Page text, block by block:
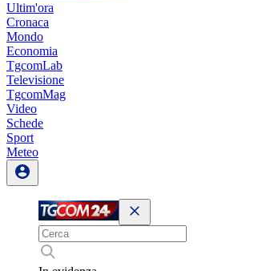
Ultim'ora
Cronaca
Mondo
Economia
TgcomLab
Televisione
TgcomMag
Video
Schede
Sport
Meteo